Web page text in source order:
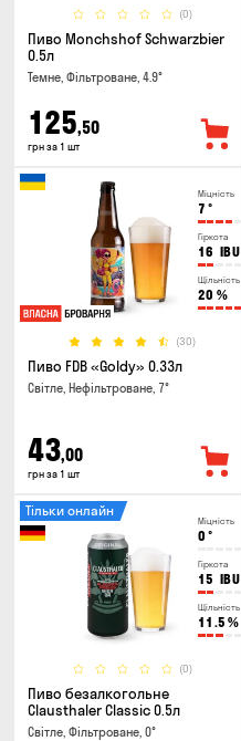
(0)
Пиво Monchshof Schwarzbier
0.5л
Темне, Фільтроване, 4.9°
125,50
грн за 1 шт
Міцність
7 °
Гіркота
16 IBU
Щільність
20 %
(30)
Пиво FDB «Goldy» 0.33л
Світле, Нефільтроване, 7°
43,00
грн за 1 шт
Міцність
0 °
Гіркота
15 IBU
Щільність
11.5 %
(0)
Тільки онлайн
Пиво безалкогольне
Clausthaler Classic 0.5л
Світле, Фільтроване, 0°